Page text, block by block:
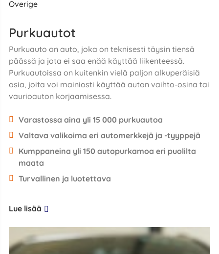
Overige
Purkuautot
Purkuauto on auto, joka on teknisesti täysin tiensä
päässä ja jota ei saa enää käyttää liikenteessä.
Purkuautoissa on kuitenkin vielä paljon alkuperäisiä
osia, joita voi mainiosti käyttää auton vaihto-osina tai
vaurioauton korjaamisessa.
Varastossa aina yli 15 000 purkuautoa
Valtava valikoima eri automerkkejä ja -tyyppejä
Kumppaneina yli 150 autopurkamoa eri puolilta
maata
Turvallinen ja luotettava
Lue lisää